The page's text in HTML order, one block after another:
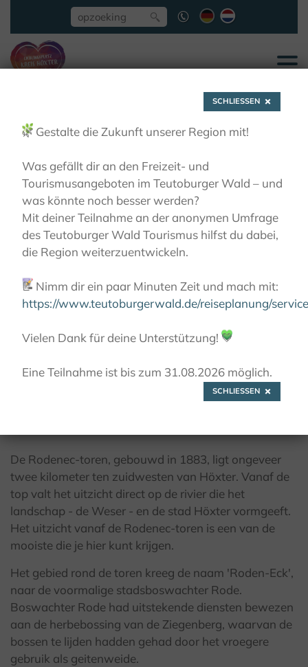
Rodeneckturm
ZIEN EN BELEVEN
GEZICHTSPUNTEN
© Teutoburger Wald Tourismus / D. Ketz
Het beste uitzicht op de stad
De Rodenec-toren, gebouwd in 1883, ligt ongeveer
twee kilometer ten zuidwesten van Höxter. Vanaf de
top valt het uitzicht direct op de rivier die het
landschap - de Weser - en de stad Höxter vormgeeft.
Het uitzicht vanaf de Rodenec-toren is een van de
mooiste die je hier kunt krijgen.
Het gebied rond de toren kreeg de naam 'Roden-Eck',
naar de voormalige stadsboswachter Rode.
Boswachter Rode had uitstekende diensten bewezen
aan de herbebossing van de Ziegenberg, waarvan de
bossen te lijden hadden gehad door het vroegere
gebruik als geitenweide.
SCHLIESSEN
🌿 Gestalte die Zukunft unserer Region mit!
Was gefällt dir an den Freizeit- und
Tourismusangeboten im Teutoburger Wald – und
was könnte noch besser werden?
Mit deiner Teilnahme an der anonymen Umfrage
des Teutoburger Wald Tourismus hilfst du dabei,
die Region weiterzuentwickeln.
📝 Nimm dir ein paar Minuten Zeit und mach mit:
https://www.teutoburgerwald.de/reiseplanung/
Vielen Dank für deine Unterstützung! 💚
Eine Teilnahme ist bis zum 31.08.2026 möglich.
SCHLIESSEN